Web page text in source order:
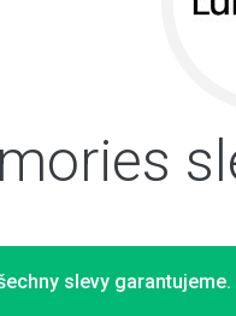
slevy